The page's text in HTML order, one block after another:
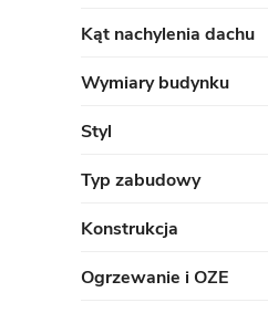
Kąt nachylenia dachu
Wymiary budynku
Styl
Typ zabudowy
Konstrukcja
Ogrzewanie i OZE